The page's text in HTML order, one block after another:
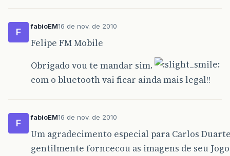
F
fabioEM16 de nov. de 2010
Felipe FM Mobile
Obrigado vou te mandar sim.
com o bluetooth vai ficar ainda mais legal!!
F
fabioEM16 de nov. de 2010
Um agradecimento especial para Carlos
gentilmente forncecou as imagens de seu